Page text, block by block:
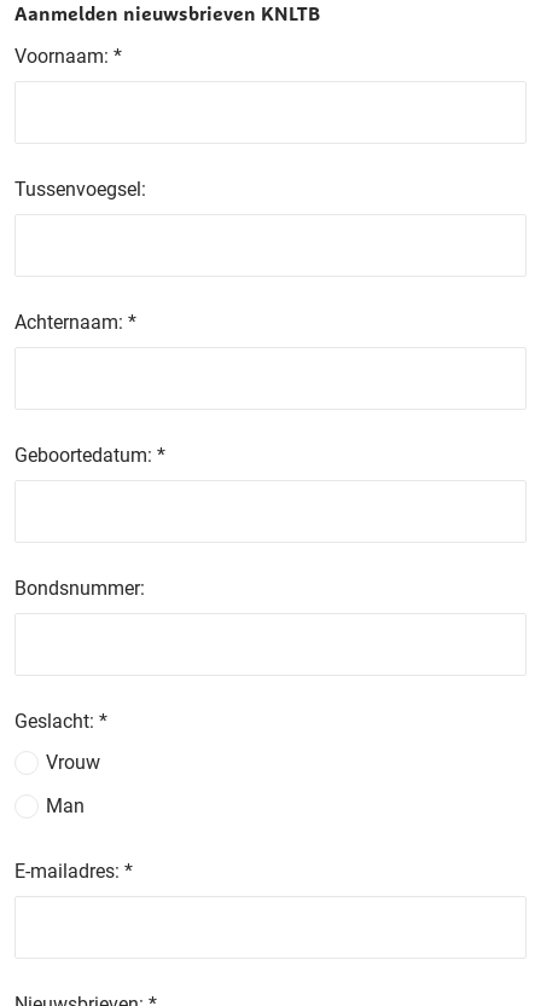
Aanmelden nieuwsbrieven KNLTB
Voornaam: *
Tussenvoegsel:
Achternaam: *
Geboortedatum: *
Bondsnummer:
Geslacht: *
Vrouw
Man
E-mailadres: *